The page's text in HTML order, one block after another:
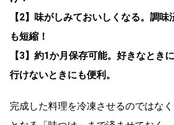
【2】味がしみておいしくなる。調
も短縮！
【3】約1か月保存可能。好きなとき
行けないときにも便利。
完成した料理を冷凍させるのではな